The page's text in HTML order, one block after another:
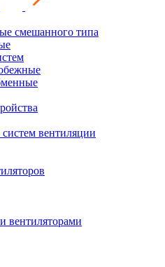
смешанного типа
вентиляции
вентиляторами